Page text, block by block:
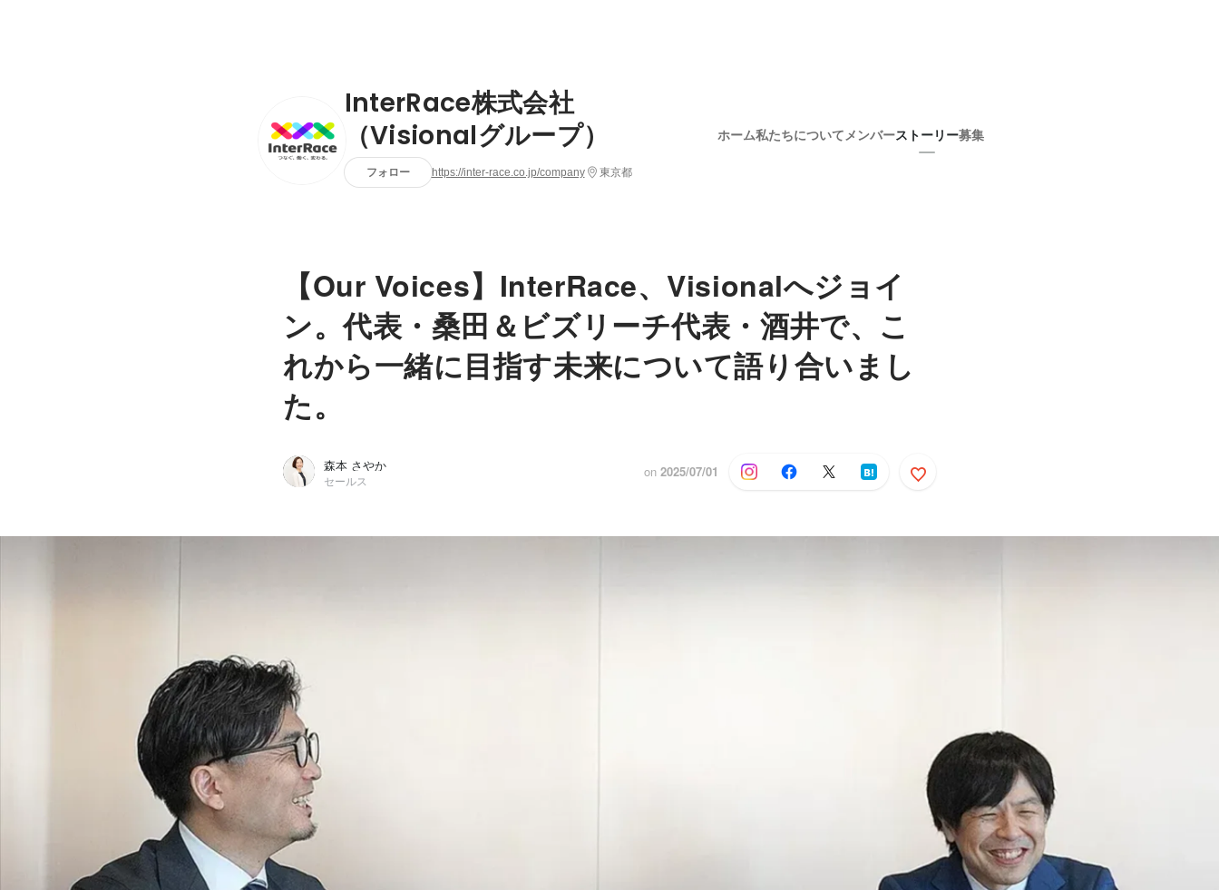
InterRace株式会社
（Visionalグループ）
フォロー https://inter-race.co.jp/company 東京都
ホーム私たちについて メンバーストーリー募集
【Our Voices】InterRace、Visionalへジョイ
ン。代表・桑田＆ビズリーチ代表・酒井で、こ
れから一緒に目指す未来について語り合いまし
た。
森本 さやか
セールス
on 2025/07/01
森本 さやか
InterRace株式会社（Visionalグループ） / セールス